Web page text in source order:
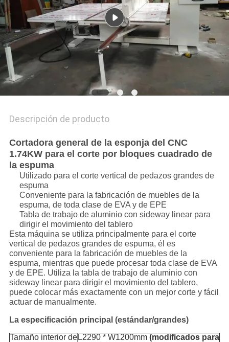
Descripción de producto
Cortadora general de la esponja del CNC
1.74KW para el corte por bloques cuadrado de
la espuma
Utilizado para el corte vertical de pedazos grandes de
espuma
Conveniente para la fabricación de muebles de la
espuma, de toda clase de EVA y de EPE
Tabla de trabajo de aluminio con sideway linear para
dirigir el movimiento del tablero
Esta máquina se utiliza principalmente para el corte
vertical de pedazos grandes de espuma, él es
conveniente para la fabricación de muebles de la
espuma, mientras que puede procesar toda clase de EVA
y de EPE. Utiliza la tabla de trabajo de aluminio con
sideway linear para dirigir el movimiento del tablero,
puede colocar más exactamente con un mejor corte y fácil
actuar de manualmente.
La especificación principal (estándar/grandes)
Tamaño interior deL2290 * W1200mm (modificados para